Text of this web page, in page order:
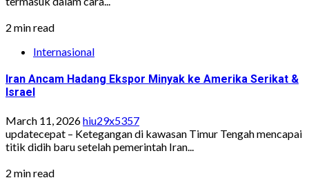
2 min read
Internasional
Iran Ancam Hadang Ekspor Minyak ke Amerika Serikat &
Israel
March 11, 2026hiu29x5357
updatecepat – Ketegangan di kawasan Timur Tengah mencapai
titik didih baru setelah pemerintah Iran...
2 min read